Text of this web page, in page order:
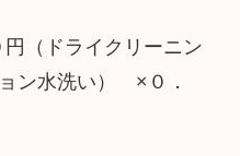
（ドライクリーニン
ン水洗い） ×０．